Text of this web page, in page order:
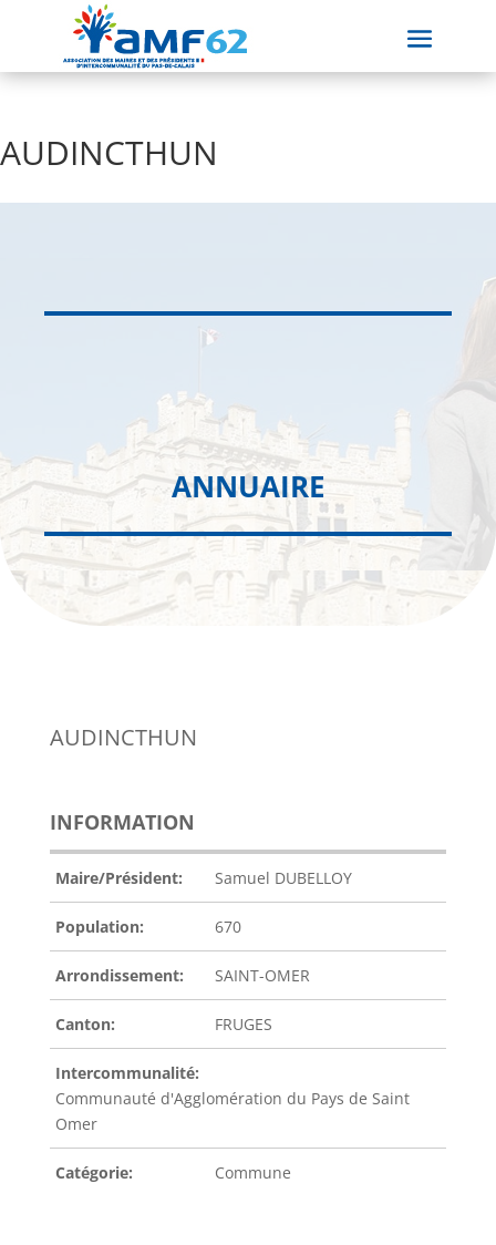
AUDINCTHUN
ANNUAIRE
AUDINCTHUN
INFORMATION
Maire/Président: Samuel DUBELLOY
Population: 670
Arrondissement: SAINT-OMER
Canton: FRUGES
Intercommunalité:
Communauté d'Agglomération du Pays de Saint
Omer
Catégorie: Commune